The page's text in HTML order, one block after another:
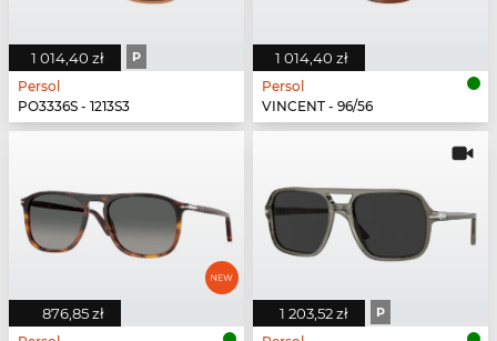
1 014,40 zł P
Persol
PO3336S - 1213S3
1 014,40 zł
Persol
VINCENT - 96/56
876,85 zł 1 203,52 zł P